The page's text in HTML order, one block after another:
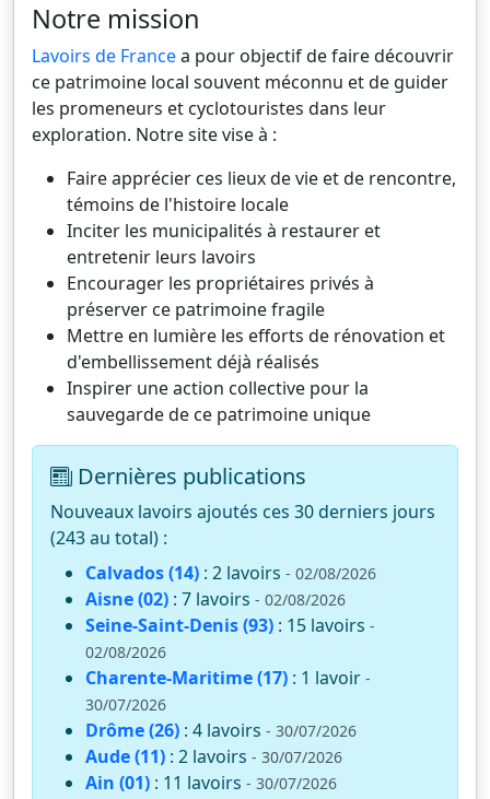
Notre mission
Lavoirs de Francea pour objectif de faire découvrir
ce patrimoine local souvent méconnu et de guider
les promeneurs et cyclotouristes dans leur
exploration. Notre site vise à :
Faire apprécier ces lieux de vie et de rencontre,
témoins de l'histoire locale
Inciter les municipalités à restaurer et
entretenir leurs lavoirs
Encourager les propriétaires privés à
préserver ce patrimoine fragile
Mettre en lumière les efforts de rénovation et
d'embellissement déjà réalisés
Inspirer une action collective pour la
sauvegarde de ce patrimoine unique
Dernières publications
Nouveaux lavoirs ajoutés ces 30 derniers jours
(243 au total) :
Calvados (14) : 2 lavoirs - 02/08/2026
Aisne (02) : 7 lavoirs - 02/08/2026
Seine-Saint-Denis (93) : 15 lavoirs -
02/08/2026
Charente-Maritime (17) : 1 lavoir -
30/07/2026
Drôme (26) : 4 lavoirs - 30/07/2026
Aude (11) : 2 lavoirs - 30/07/2026
Ain (01) : 11 lavoirs - 30/07/2026